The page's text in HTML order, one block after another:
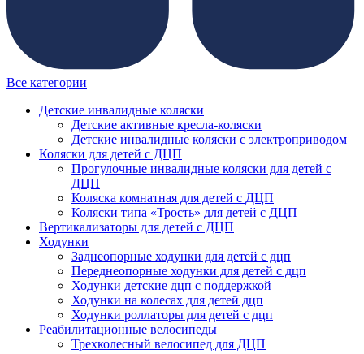
Все категории
Детские инвалидные коляски
Детские активные кресла-коляски
Детские инвалидные коляски с электроприводом
Коляски для детей с ДЦП
Прогулочные инвалидные коляски для детей с
ДЦП
Коляска комнатная для детей с ДЦП
Коляски типа «Трость» для детей с ДЦП
Вертикализаторы для детей с ДЦП
Ходунки
Заднеопорные ходунки для детей с дцп
Переднеопорные ходунки для детей с дцп
Ходунки детские дцп с поддержкой
Ходунки на колесах для детей дцп
Ходунки роллаторы для детей с дцп
Реабилитационные велосипеды
Трехколесный велосипед для ДЦП